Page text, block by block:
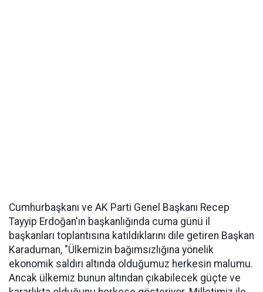
Cumhurbaşkanı ve AK Parti Genel Başkanı Recep
Tayyip Erdoğan'ın başkanlığında cuma günü il
başkanları toplantısına katıldıklarını dile getiren Başkan
Karaduman, "Ülkemizin bağımsızlığına yönelik
ekonomik saldırı altında olduğumuz herkesin malumu.
Ancak ülkemiz bunun altından çıkabilecek güçte ve